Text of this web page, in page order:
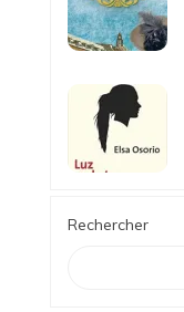
Rechercher